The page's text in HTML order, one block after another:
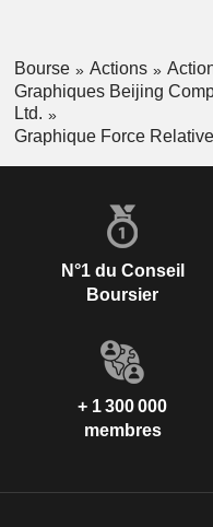
Bourse Actions
Graphiques Beijing
Ltd.
Graphique Force Relative
N°1 du Conseil
Boursier
+ 1 300 000
membres